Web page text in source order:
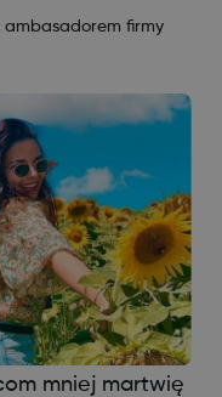
ambasadorem firmy
mniej martwię